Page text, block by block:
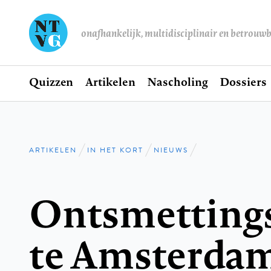
onafhankelijk, multidisciplinair en
Hoofdnavigatie
Home
Quizzen Artikelen Nascholing Dossiers
Kruimelpad
ARTIKELEN IN HET KORT NIEUWS
te